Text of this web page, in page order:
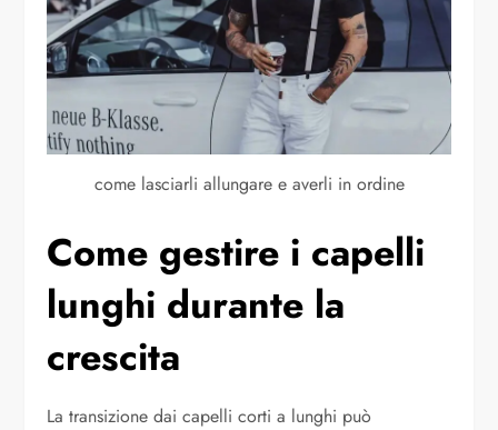
come lasciarli allungare e averli in ordine
Come gestire i capelli
lunghi durante la
crescita
La transizione dai capelli corti a lunghi può